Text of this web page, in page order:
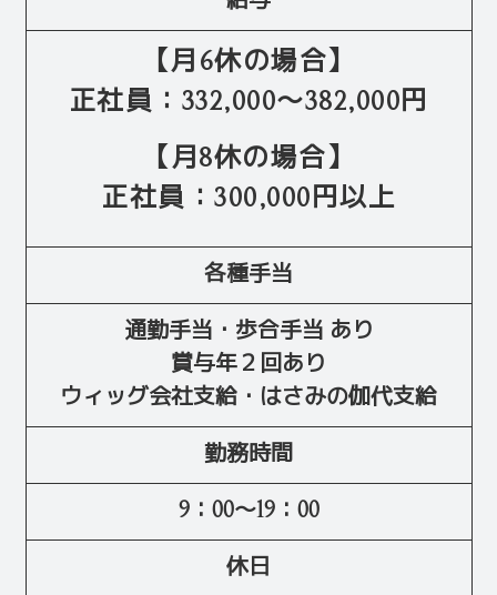
【月6休の場合】
正社員：332,000～382,000円
【月8休の場合】
正社員：300,000円以上
各種手当
通勤手当・歩合手当 あり
賞与年２回あり
ウィッグ会社支給・はさみの伽代支給
勤務時間
9：00～19：00
休日